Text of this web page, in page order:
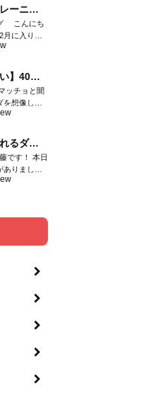
化して...
ーニン
に入りプ
たね。選
す。 突然
】40代
チョに
ッチョと聞
想像しま
ョ？ゴリマ
るでしょ
るダイ
！ 本日
りました
るダイエ